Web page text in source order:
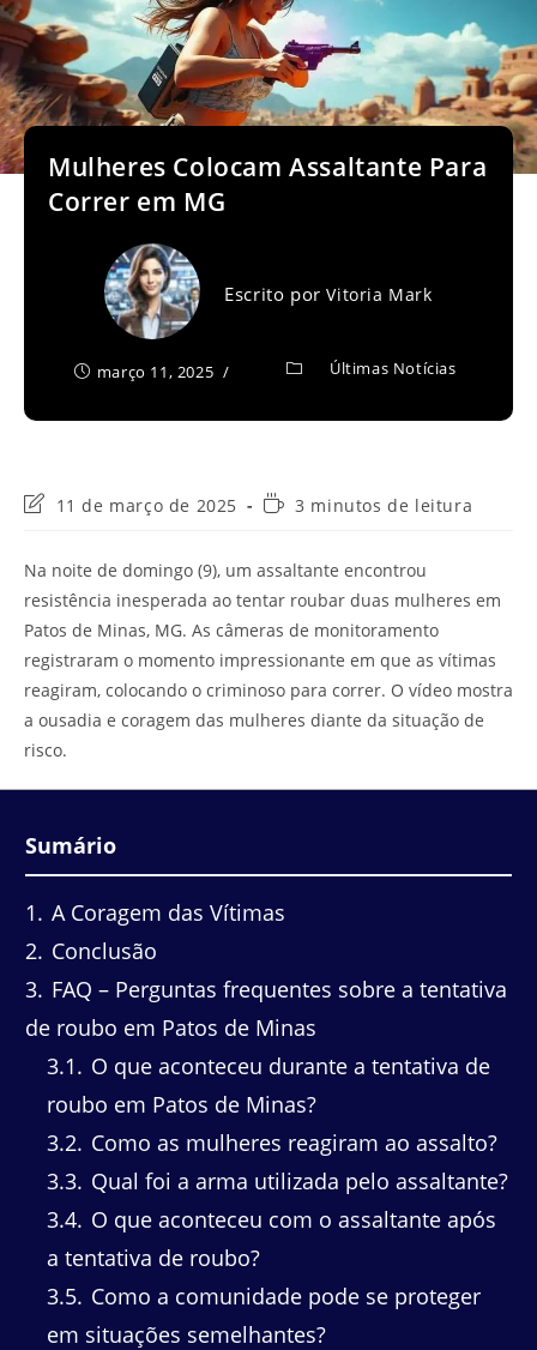
Mulheres Colocam Assaltante Para
Correr em MG
Escrito porVitoria Mark
março 11, 2025 Últimas Notícias
Última
post:
11 de março de 2025
Tempo3 minutos de leitura
Na noite de domingo (9), um assaltante encontrou
resistência inesperada ao tentar roubar duas mulheres em
Patos de Minas, MG. As câmeras de monitoramento
registraram o momento impressionante em que as vítimas
reagiram, colocando o criminoso para correr. O vídeo mostra
a ousadia e coragem das mulheres diante da situação de
risco.
Sumário
1
A Coragem das Vítimas
2 Conclusão
3 FAQ – Perguntas frequentes sobre a tentativa
de roubo em Patos de Minas
3.1
O que aconteceu durante a tentativa de
roubo em Patos de Minas?
3.2 Como as mulheres reagiram ao assalto?
3.3 Qual foi a arma utilizada pelo assaltante?
3.4 O que aconteceu com o assaltante após
a tentativa de roubo?
3.5 Como a comunidade pode se proteger
em situações semelhantes?